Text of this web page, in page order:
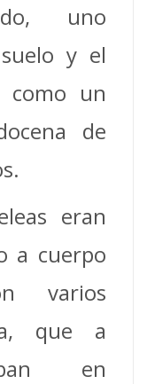
uno
y el
como un
de
eran
a cuerpo
varios
que a
en